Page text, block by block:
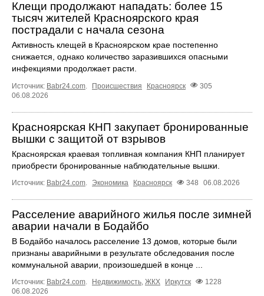
Клещи продолжают нападать: более 15
тысяч жителей Красноярского края
пострадали с начала сезона
Активность клещей в Красноярском крае постепенно
снижается, однако количество заразившихся опасными
инфекциями продолжает расти.
Источник: Babr24.com Происшествия Красноярск
305
06.08.2026
Красноярская КНП закупает бронированные
вышки с защитой от взрывов
Красноярская краевая топливная компания КНП планирует
приобрести бронированные наблюдательные вышки.
Источник: Babr24.com Экономика Красноярск 348 06.08.2026
Расселение аварийного жилья после зимней
аварии начали в Бодайбо
В Бодайбо началось расселение 13 домов, которые были
признаны аварийными в результате обследования после
коммунальной аварии, произошедшей в конце ...
Источник: Babr24.com. Недвижимость, ЖКХ Иркутск
1228
06.08.2026